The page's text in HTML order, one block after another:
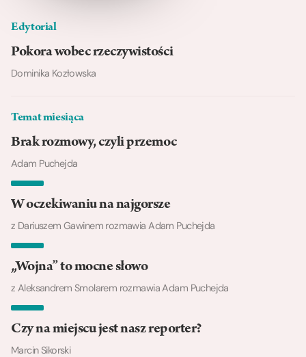
Edytorial
Pokora wobec rzeczywistości
Dominika Kozłowska
Temat miesiąca
Brak rozmowy, czyli przemoc
Adam Puchejda
W oczekiwaniu na najgorsze
z Dariuszem Gawinem rozmawia Adam Puchejda
„Wojna” to mocne słowo
z Aleksandrem Smolarem rozmawia Adam Puchejda
Czy na miejscu jest nasz reporter?
Marcin Sikorski